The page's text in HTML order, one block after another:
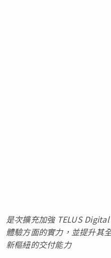
是次擴充加強 TELUS
體驗方面的實力，並提升其
新樞紐的交付能力